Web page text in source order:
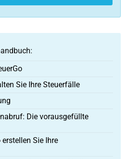
Sie Ihre Steuerfälle
Die vorausgefüllte
Sie Ihre